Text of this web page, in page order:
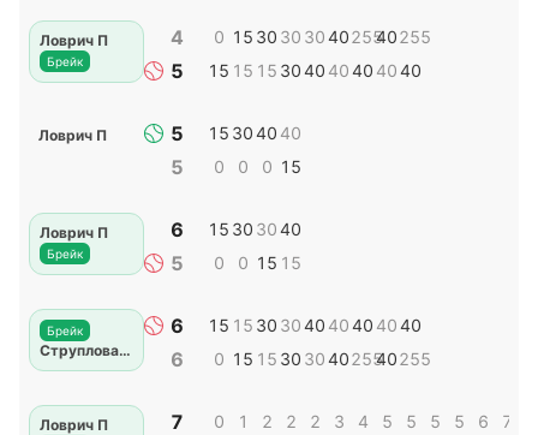
Ловрич П
Брейк
4
5
0
15
15
15
30
15
30
30
30
40
40
40
255
40
40
40
255
40
Ловрич П
5
5
15
0
30
0
40
0
40
15
Ловрич П
Брейк
6
5
15
0
30
0
30
15
40
15
Брейк
Струплова Дж
6
6
15
0
15
15
30
15
30
30
40
30
40
40
40
255
40
40
40
255
Ловрич П
7
0
1
2
2
2
3
4
5
5
5
5
6
7